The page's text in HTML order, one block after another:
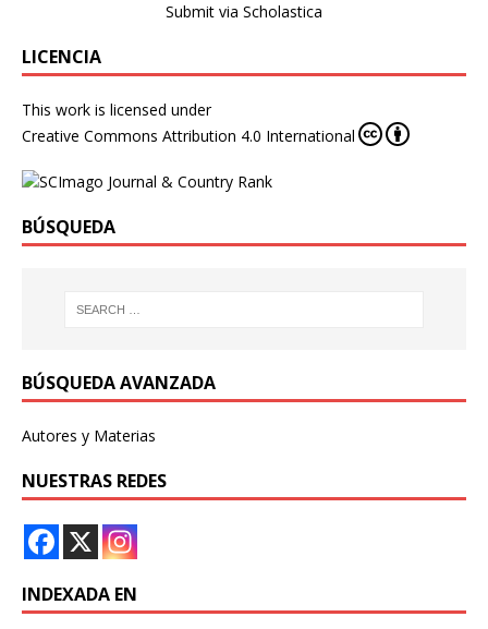
Submit via Scholastica
LICENCIA
This work is licensed under
Creative Commons Attribution 4.0 International
BÚSQUEDA
BÚSQUEDA AVANZADA
Autores y Materias
NUESTRAS REDES
INDEXADA EN